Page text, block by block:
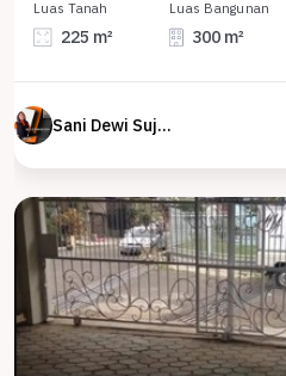
Luas Tanah
225 m²
Luas Bangunan
300 m²
Sani Dewi Sujono